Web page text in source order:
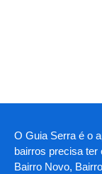
O Guia Serra é o
bairros precisa ter
Bairro Novo,